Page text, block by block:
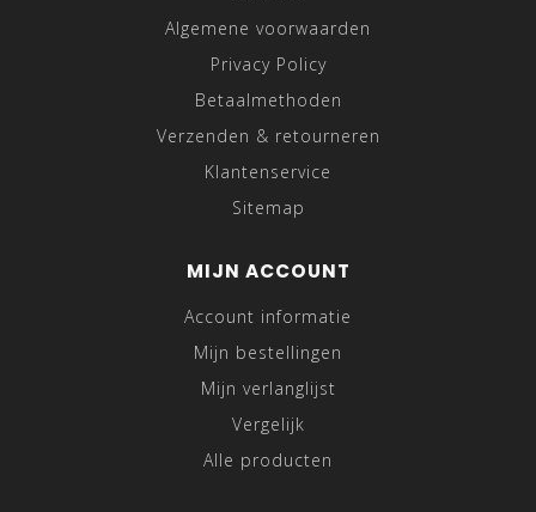
Algemene voorwaarden
Privacy Policy
Betaalmethoden
Verzenden & retourneren
Klantenservice
Sitemap
MIJN ACCOUNT
Account informatie
Mijn bestellingen
Mijn verlanglijst
Vergelijk
Alle producten